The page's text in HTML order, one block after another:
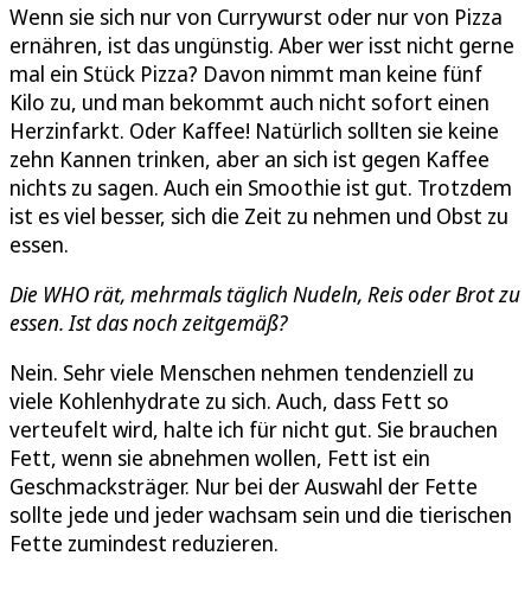
Wenn sie sich nur von Currywurst oder nur von Pizza
ernähren, ist das ungünstig. Aber wer isst nicht gerne
mal ein Stück Pizza? Davon nimmt man keine fünf
Kilo zu, und man bekommt auch nicht sofort einen
Herzinfarkt. Oder Kaffee! Natürlich sollten sie keine
zehn Kannen trinken, aber an sich ist gegen Kaffee
nichts zu sagen. Auch ein Smoothie ist gut. Trotzdem
ist es viel besser, sich die Zeit zu nehmen und Obst zu
essen.
Die WHO rät, mehrmals täglich Nudeln, Reis oder Brot zu
essen. Ist das noch zeitgemäß?
Nein. Sehr viele Menschen nehmen tendenziell zu
viele Kohlenhydrate zu sich. Auch, dass Fett so
verteufelt wird, halte ich für nicht gut. Sie brauchen
Fett, wenn sie abnehmen wollen, Fett ist ein
Geschmacksträger. Nur bei der Auswahl der Fette
sollte jede und jeder wachsam sein und die tierischen
Fette zumindest reduzieren.